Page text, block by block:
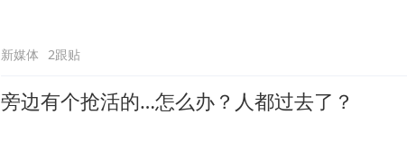
新媒体 2跟贴
旁边有个抢活的…怎么办？人都过去了？